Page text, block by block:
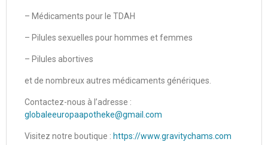
– Médicaments pour le TDAH
– Pilules sexuelles pour hommes et femmes
– Pilules abortives
et de nombreux autres médicaments génériques.
Contactez-nous à l’adresse :
globaleeuropaapotheke@gmail.com
Visitez notre boutique : https://www.gravitychams.com